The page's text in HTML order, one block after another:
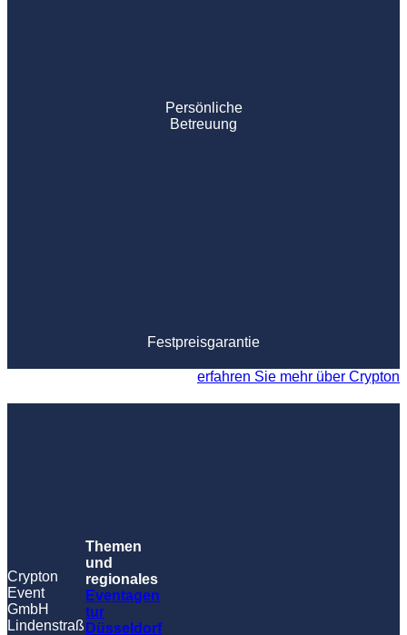
Persönliche
Betreuung
Festpreisgarantie
erfahren Sie mehr über Crypton
Crypton
Event
GmbH
Lindenstraß
Themen
und
regionales
Eventagen
tur
Düsseldorf